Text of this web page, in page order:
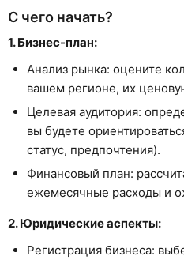
С чего начать?
1. Бизнес-план:
Анализ рынка: оцените
вашем регионе, их
Целевая аудитория:
вы будете
статус, предпочтения).
Финансовый план:
ежемесячные расходы и
2. Юридические аспекты:
Регистрация бизнеса: